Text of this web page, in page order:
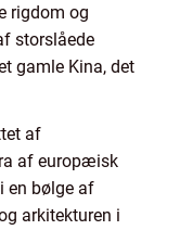
rigdom og
storslåede
gamle Kina, det
af
af europæisk
en bølge af
arkitekturen i